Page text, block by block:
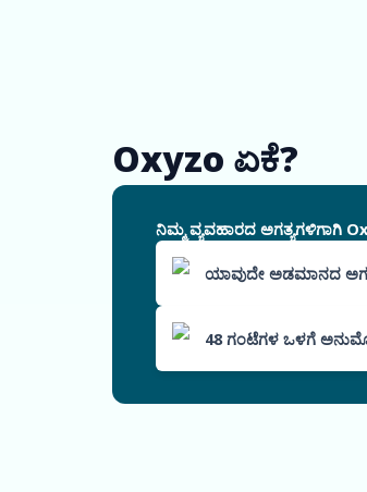
Oxyzo ಏಕೆ?
ನಿಮ್ಮ ವ್ಯವಹಾರದ ಅಗತ್ಯಗಳಿಗಾಗಿ
ಯಾವುದೇ ಅಡಮಾನದ
48 ಗಂಟೆಗಳ ಒಳಗೆ